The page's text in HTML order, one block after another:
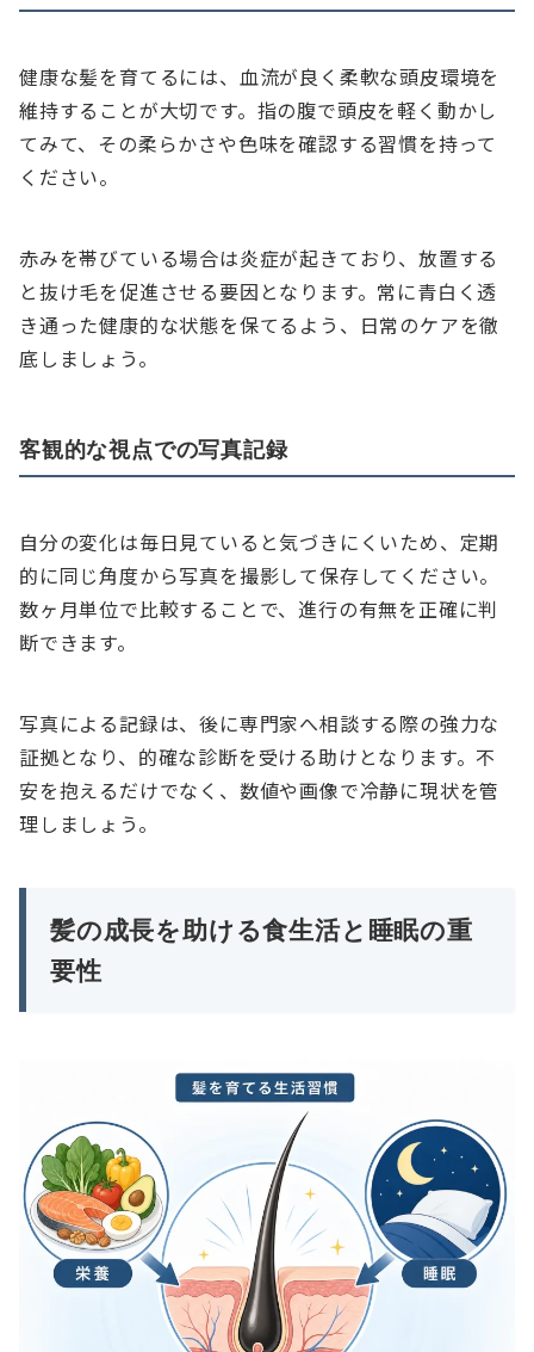
健康な髪を育てるには、血流が良く柔軟な頭皮環境を
維持することが大切です。指の腹で頭皮を軽く動かし
てみて、その柔らかさや色味を確認する習慣を持って
ください。
赤みを帯びている場合は炎症が起きており、放置する
と抜け毛を促進させる要因となります。常に青白く透
き通った健康的な状態を保てるよう、日常のケアを徹
底しましょう。
客観的な視点での写真記録
自分の変化は毎日見ていると気づきにくいため、定期
的に同じ角度から写真を撮影して保存してください。
数ヶ月単位で比較することで、進行の有無を正確に判
断できます。
写真による記録は、後に専門家へ相談する際の強力な
証拠となり、的確な診断を受ける助けとなります。不
安を抱えるだけでなく、数値や画像で冷静に現状を管
理しましょう。
髪の成長を助ける食生活と睡眠の重
要性